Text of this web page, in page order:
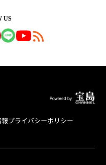
US
プライバシーポリシー